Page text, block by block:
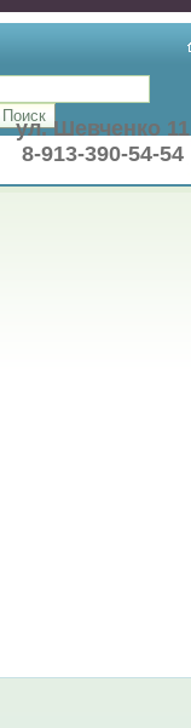
ул. Шевченко 11
8-913-390-54-54